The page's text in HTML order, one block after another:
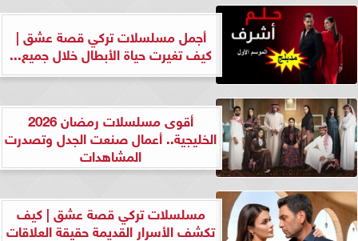
أجمل مسلسلات تركي قصة عشق |
كيف تغيرت حياة الأبطال خلال جميع...
أقوى مسلسلات رمضان 2026
الخليجية.. أعمال صنعت الجدل وتصدرت
المشاهدات
مسلسلات تركي قصة عشق | كيف
تكشف الأسرار القديمة حقيقة العلاقات